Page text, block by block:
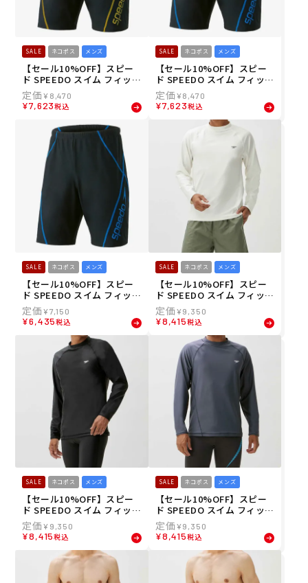
SALE ネコポス メンズ
【セール10%OFF】スピー
ド SPEEDO スイム フィット
ネス 水着 ビッグ ライナー
ルーズ ジャマー Big Liner L
oose Jammer SF62360E-
GD メンズ 男性 23S2 秋冬
¥ 8,470
¥7,623税込
SALE ネコポス メンズ
【セール10%OFF】スピー
ド SPEEDO スイム フィット
ネス 水着 ビッグ ライナー
ルーズ ジャマー Big Liner L
oose Jammer SF62360E-
BL メンズ 男性 23S2 秋冬
¥8,470
¥7,623税込
SALE ネコポス メンズ
【セール10%OFF】スピー
ド SPEEDO スイム フィット
ネス 水着 ビッグ ライナー
ルーズ ジャマー Big Liner L
oose Jammer SF62360-BL
メンズ 男性 23S2 秋冬
¥7,150
¥6,435税込
SALE ネコポス メンズ
【セール10%OFF】スピー
ド SPEEDO スイム フィット
ネス 水着 ロング スリーブ
ラッシュ ティー L/S Rush T
ee SF72302-W メンズ 男性
23S1 春夏
¥9,350
¥8,415税込
SALE ネコポス メンズ
【セール10%OFF】スピー
ド SPEEDO スイム フィット
ネス 水着 ロング スリーブ
ラッシュ ティー L/S Rush T
ee SF72302-K メンズ 男性
23S1 春夏
¥ 9,350
¥8,415税込
SALE ネコポス メンズ
【セール10%OFF】スピー
ド SPEEDO スイム フィット
ネス 水着 ロング スリーブ
ラッシュ ティー L/S Rush T
ee SF72302-CH メンズ 男性
23S1 春夏
¥9,350
¥8,415税込